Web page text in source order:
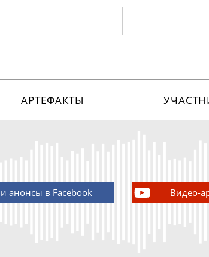
АРТЕФАКТЫ
анонсы в Facebook Видео-